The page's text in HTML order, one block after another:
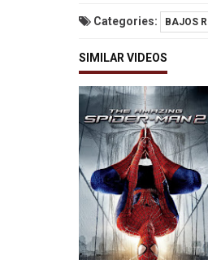
Categories: BAJOS
SIMILAR VIDEOS